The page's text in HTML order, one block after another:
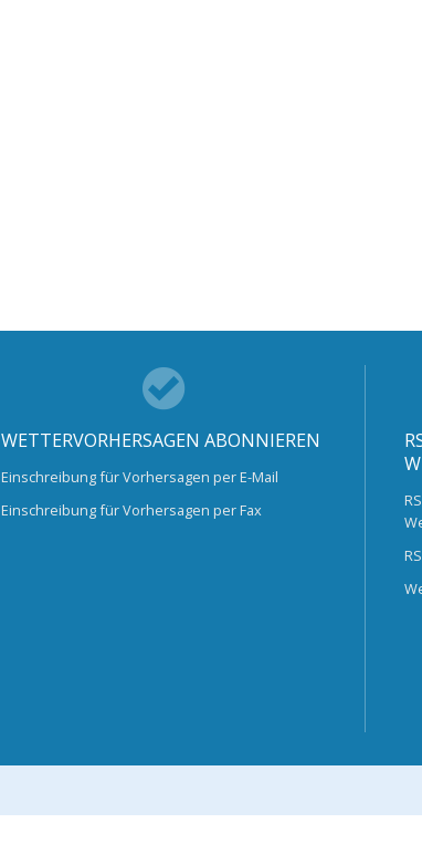
WETTERVORHERSAGEN ABONNIEREN
Einschreibung für Vorhersagen per E-Mail
Einschreibung für Vorhersagen per Fax